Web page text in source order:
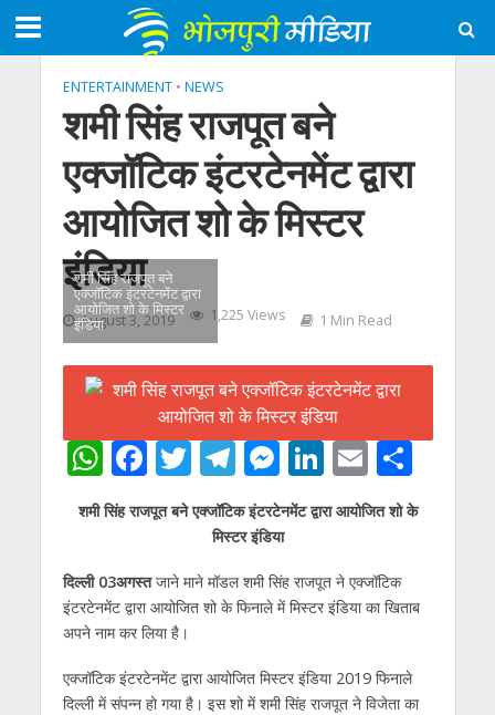
ENTERTAINMENT • NEWS
शमी सिंह राजपूत बने
एक्जॉटिक इंटरटेनमेंट द्वारा
आयोजित शो के मिस्टर
इंडिया
August 3, 2019 1,225 Views 1 Min Read
शमी सिंह राजपूत बने
एक्जॉटिक इंटरटेनमेंट द्वारा
आयोजित शो के मिस्टर
इंडिया
W
h
at
s
A
p
p
F
ac
e
b
o
o
k
T
w
itt
er
T
el
e
gr
a
M
e
ss
e
n
er
Li
n
k
e
dI
E
m
ai
l
S
h
ar
शमी सिंह राजपूत बने एक्जॉटिक इंटरटेनमेंट द्वारा आयोजित शो के
मिस्टर इंडिया
दिल्ली 03अगस्तजाने माने मॉडल शमी सिंह राजपूत ने एक्जॉटिक
इंटरटेनमेंट द्वारा आयोजित शो के फिनाले में मिस्टर इंडिया का खिताब
अपने नाम कर लिया है।
एक्जॉटिक इंटरटेनमेंट द्वारा आयोजित मिस्टर इंडिया 2019 फिनाले
दिल्ली में संपन्न हो गया है। इस शो में शमी सिंह राजपूत ने विजेता का